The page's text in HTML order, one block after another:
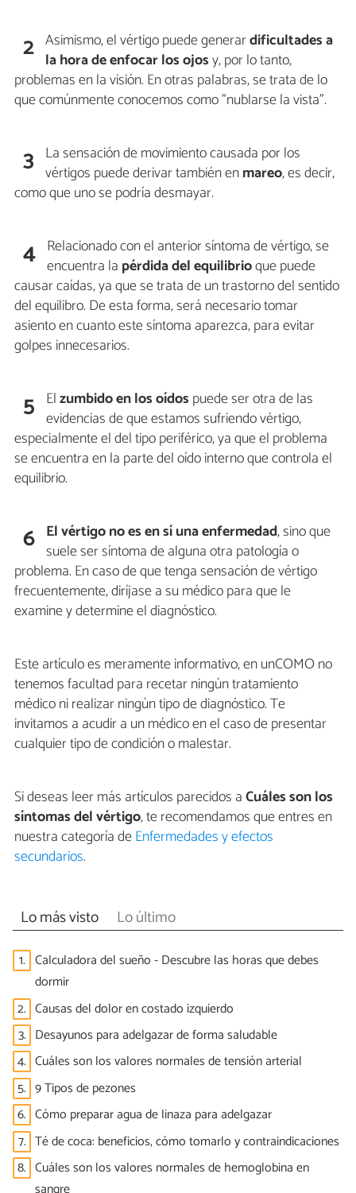
2 Asimismo, el vértigo puede generardificultades a
la hora de enfocar los ojosy, por lo tanto,
problemas en la visión. En otras palabras, se trata de lo
que comúnmente conocemos como "nublarse la vista".
3 La sensación de movimiento causada por los
vértigos puede derivar también enmareo, es decir,
como que uno se podría desmayar.
4 Relacionado con el anterior síntoma de vértigo, se
encuentra la pérdida del equilibrioque puede
causar caídas, ya que se trata de un trastorno del sentido
del equilibro. De esta forma, será necesario tomar
asiento en cuanto este síntoma aparezca, para evitar
golpes innecesarios.
5 Elzumbido en los oídos puede ser otra de las
evidencias de que estamos sufriendo vértigo,
especialmente el del tipo periférico, ya que el problema
se encuentra en la parte del oído interno que controla el
equilibrio.
6 El vértigo no es en sí una enfermedad, sino que
suele ser síntoma de alguna otra patología o
problema. En caso de que tenga sensación de vértigo
frecuentemente, diríjase a su médico para que le
examine y determine el diagnóstico.
Este artículo es meramente informativo, en unCOMO no
tenemos facultad para recetar ningún tratamiento
médico ni realizar ningún tipo de diagnóstico. Te
invitamos a acudir a un médico en el caso de presentar
cualquier tipo de condición o malestar.
Si deseas leer más artículos parecidos aCuáles son los
síntomas del vértigo, te recomendamos que entres en
nuestra categoría deEnfermedades y efectos
secundarios.
Lo más visto Lo último
1. Calculadora del sueño - Descubre las horas que debes
dormir
2. Causas del dolor en costado izquierdo
3. Desayunos para adelgazar de forma saludable
4. Cuáles son los valores normales de tensión arterial
5. 9 Tipos de pezones
6. Cómo preparar agua de linaza para adelgazar
7. Té de coca: beneficios, cómo tomarlo y contraindicaciones
8. Cuáles son los valores normales de hemoglobina en